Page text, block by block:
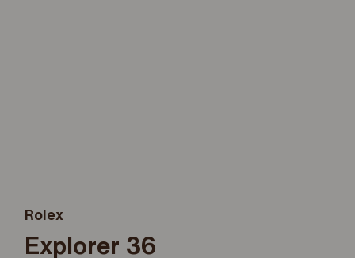
Rolex
Explorer 36